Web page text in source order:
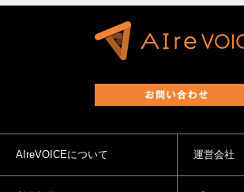
AIreVOICEについて 運営会社